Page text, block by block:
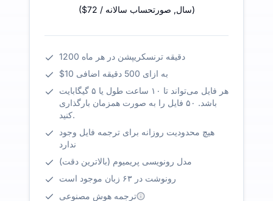
($72 / سال, صورتحساب سالانه )
1200 دقیقه ترنسکریپشن در هر ماه
$10 به ازای 500 دقیقه اضافی
هر فایل می‌تواند تا ۱۰ ساعت طول یا ۵ گیگابایت
باشد. ۵۰ فایل را به صورت همزمان بارگذاری
کنید.
هیچ محدودیت روزانه برای ترجمه فایل وجود
ندارد
مدل رونویسی پریمیوم (بالاترین دقت)
رونوشت در ۶۳ زبان موجود است
ترجمه هوش مصنوعی